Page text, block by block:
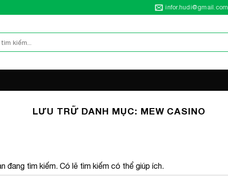
infor.hudi@gmail.com
LƯU TRỮ DANH MỤC: MEW CASINO
đang tìm kiếm. Có lẽ tìm kiếm có thể giúp ích.